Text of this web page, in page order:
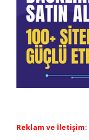
Reklam ve İletişim: